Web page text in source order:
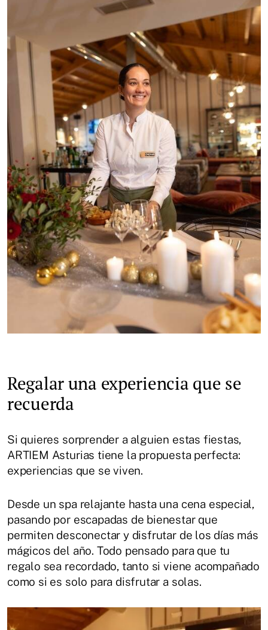
Regalar una experiencia que se
recuerda
Si quieres sorprender a alguien estas fiestas,
ARTIEM Asturias tiene la propuesta perfecta:
experiencias que se viven.
Desde un spa relajante hasta una cena especial,
pasando por escapadas de bienestar que
permiten desconectar y disfrutar de los días más
mágicos del año. Todo pensado para que tu
regalo sea recordado, tanto si viene acompañado
como si es solo para disfrutar a solas.